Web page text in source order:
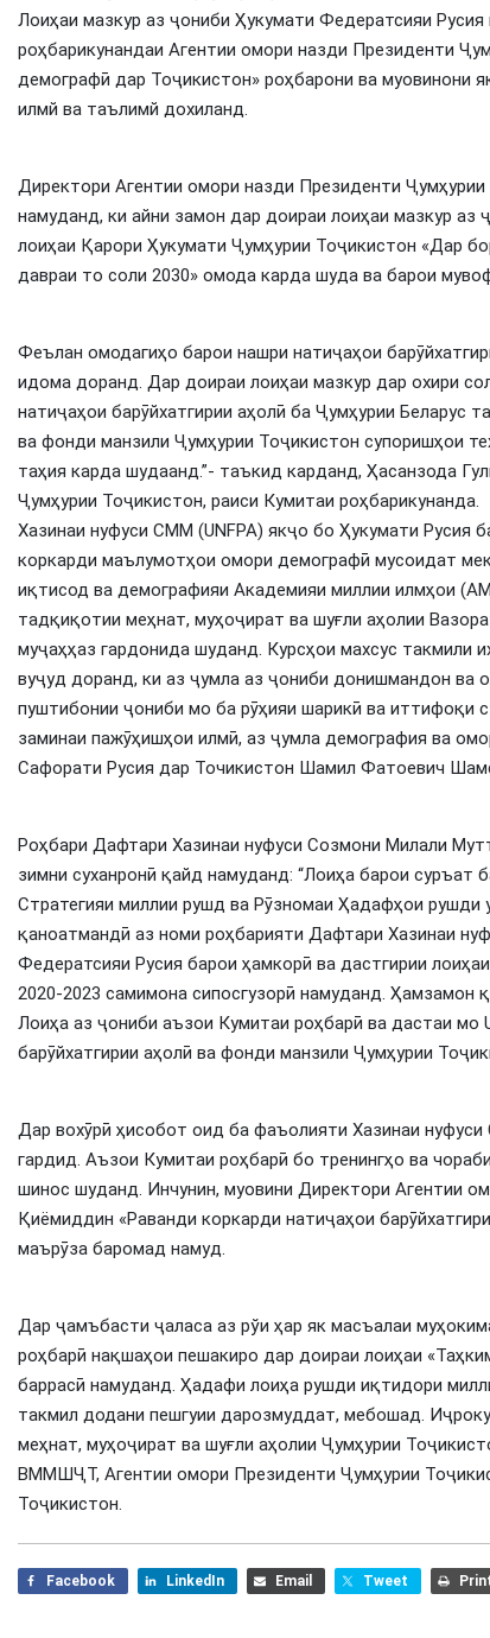
Лоиҳаи мазкур аз ҷониби Ҳукумати Федератсияи
роҳбарикунандаи Агентии омори назди Президенти
демографӣ дар Тоҷикистон» роҳбарони ва муовинони
илмй ва таълимй дохиланд.
Директори Агентии омори назди Президенти
намуданд, ки айни замон дар доираи лоиҳаи мазкур
лоиҳаи Қарори Ҳукумати Ҷумҳурии Тоҷикистон «Дар
давраи то соли 2030» омода карда шуда ва барои
Феълан омодагиҳо барои нашри натиҷаҳои
идома доранд. Дар доираи лоиҳаи мазкур дар охири
натиҷаҳои барӯйхатгирии аҳолӣ ба Ҷумҳурии Беларус
ва фонди манзили Ҷумҳурии Тоҷикистон супоришҳои
таҳия карда шудаанд.”- таъкид карданд, Ҳасанзода
Ҷумҳурии Тоҷикистон, раиси Кумитаи роҳбарикунанда.
Хазинаи нуфуси СММ (UNFPA) якҷо бо Ҳукумати Русия
коркарди маълумотҳои омори демографӣ мусоидат
иқтисод ва демографияи Академияи миллии илмҳои
тадқиқотии меҳнат, муҳоҷират ва шуғли аҳолии
муҷаҳҳаз гардонида шуданд. Курсҳои махсус такмили
вуҷуд доранд, ки аз ҷумла аз ҷониби донишмандон ва
пуштибонии ҷониби мо ба рӯҳияи шарикӣ ва иттифоқи
заминаи пажӯҳишҳои илмӣ, аз ҷумла демография ва
Сафорати Русия дар Точикистон Шамил Фатоевич
Роҳбари Дафтари Хазинаи нуфуси Созмони Милали
зимни суханронӣ қайд намуданд: “Лоиҳа барои
Стратегияи миллии рушд ва Рӯзномаи Ҳадафҳои
қаноатмандӣ аз номи роҳбарияти Дафтари Хазинаи
Федератсияи Русия барои ҳамкорӣ ва дастгирии
2020-2023 самимона сипосгузорӣ намуданд.
Лоиҳа аз ҷониби аъзои Кумитаи роҳбарӣ ва дастаи мо
барӯйхатгирии аҳолӣ ва фонди манзили Ҷумҳурии
Дар вохӯрӣ ҳисобот оид ба фаъолияти Хазинаи
гардид. Аъзои Кумитаи роҳбарӣ бо тренингҳо ва
шинос шуданд. Инчунин, муовини Директори Агентии
Қиёмиддин «Раванди коркарди натиҷаҳои
маърӯза баромад намуд.
Дар ҷамъбасти ҷаласа аз рўи ҳар як масъалаи
роҳбарӣ нақшаҳои пешакиро дар доираи лоиҳаи
баррасӣ намуданд. Ҳадафи лоиҳа рушди иқтидори
такмил додани пешгуии дарозмуддат, мебошад.
меҳнат, муҳоҷират ва шуғли аҳолии Ҷумҳурии
ВММШҶТ, Агентии омори Президенти Ҷумҳурии
Тоҷикистон.
Facebook LinkedIn Email Tweet